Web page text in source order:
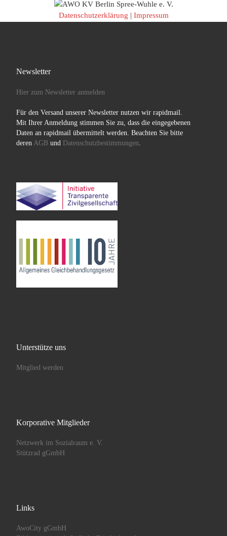
Datenschutzerklärung | Impressum
Newsletter
Hier zum Newsletter anmelden
Für den Versand unserer Newsletter nutzen wir rapidmail.
Mit Ihrer Anmeldung stimmen Sie zu, dass die eingegebenen
Daten an rapidmail übermittelt werden. Beachten Sie bitte
deren AGBund Datenschutzbestimmungen
Unterstütze uns
Mitglied werden
Korporative Mitglieder
Netzwerk im Sozialraum e. V.
Stützrad gGmbH
Links
AwoCity gGmbH